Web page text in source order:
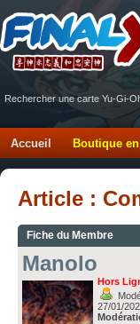
Rechercher une carte Yu-Gi-
Accueil Boutique
Article :
Fiche du Membre
Manolo
Hors
27/01/